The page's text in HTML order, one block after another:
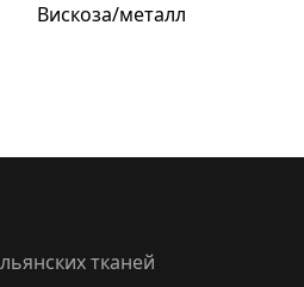
Вискоза/металл
тканей